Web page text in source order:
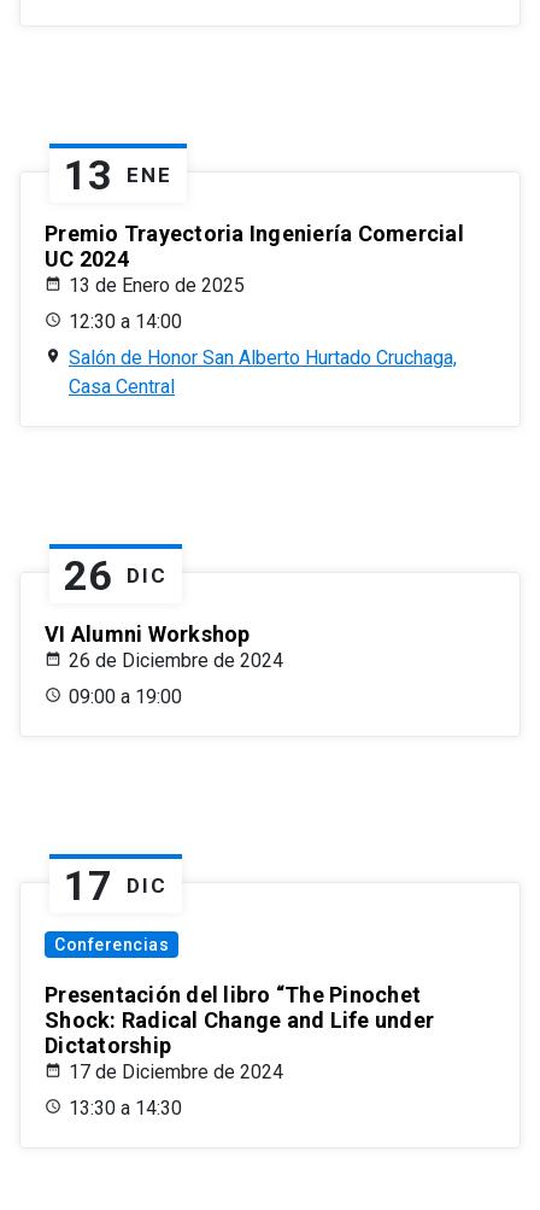
13 ENE
Premio Trayectoria Ingeniería Comercial
UC 2024
13 de Enero de 2025
12:30 a 14:00
Salón de Honor San Alberto Hurtado Cruchaga,
Casa Central
26 DIC
VI Alumni Workshop
26 de Diciembre de 2024
09:00 a 19:00
17 DIC
Conferencias
Presentación del libro “The Pinochet
Shock: Radical Change and Life under
Dictatorship
17 de Diciembre de 2024
13:30 a 14:30